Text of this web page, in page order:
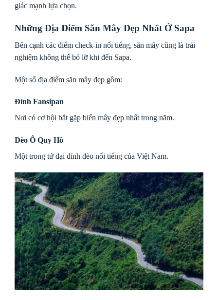
giác mạnh lựa chọn.
Những Địa Điểm Săn Mây Đẹp Nhất Ở Sapa
Bên cạnh các điểm check-in nổi tiếng, săn mây cũng là trải
nghiệm không thể bỏ lỡ khi đến Sapa.
Một số địa điểm săn mây đẹp gồm:
Đỉnh Fansipan
Nơi có cơ hội bắt gặp biển mây đẹp nhất trong năm.
Đèo Ô Quy Hồ
Một trong tứ đại đỉnh đèo nổi tiếng của Việt Nam.